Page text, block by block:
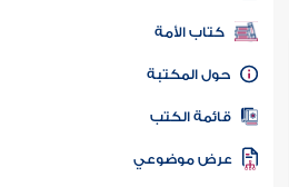
كتب PDF
كتاب الأمة
المكتبة
الكتب